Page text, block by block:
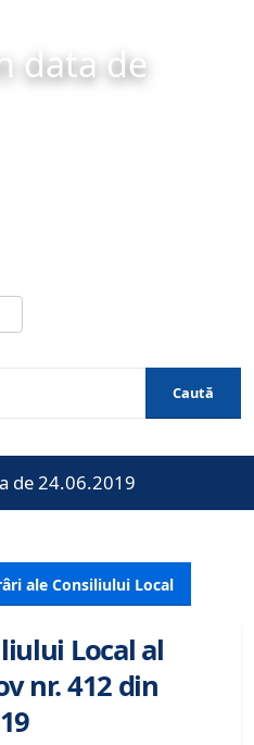
data de
Caută
de 24.06.2019
ale Consiliului Local
Local al
nr. 412 din